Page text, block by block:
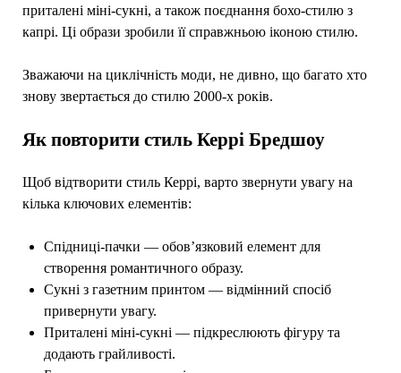
приталені міні-сукні, а також поєднання бохо-стилю з
капрі. Ці образи зробили її справжньою іконою стилю.
Зважаючи на циклічність моди, не дивно, що багато хто
знову звертається до стилю 2000-х років.
Як повторити стиль Керрі Бредшоу
Щоб відтворити стиль Керрі, варто звернути увагу на
кілька ключових елементів:
Спідниці-пачки — обов’язковий елемент для
створення романтичного образу.
Сукні з газетним принтом — відмінний спосіб
привернути увагу.
Приталені міні-сукні — підкреслюють фігуру та
додають грайливості.